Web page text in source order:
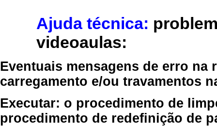
Ajuda técnica:
videoaulas:
Eventuais mensagens de erro
carregamento e/ou travamentos
Executar: o procedimento de
procedimento de redefinição de